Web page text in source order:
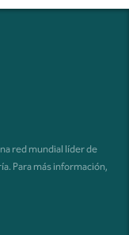
red mundial líder de
Para más información,